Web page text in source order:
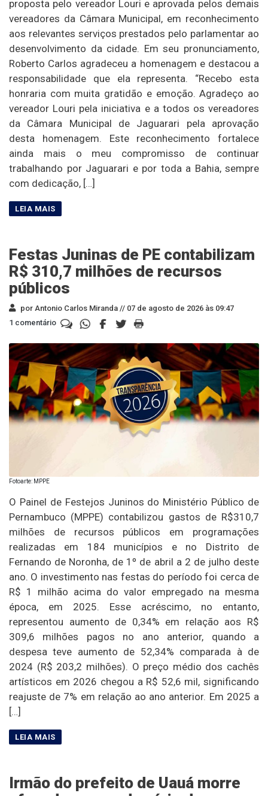
proposta pelo vereador Louri e aprovada pelos demais
vereadores da Câmara Municipal, em reconhecimento
aos relevantes serviços prestados pelo parlamentar ao
desenvolvimento da cidade. Em seu pronunciamento,
Roberto Carlos agradeceu a homenagem e destacou a
responsabilidade que ela representa. “Recebo esta
honraria com muita gratidão e emoção. Agradeço ao
vereador Louri pela iniciativa e a todos os vereadores
da Câmara Municipal de Jaguarari pela aprovação
desta homenagem. Este reconhecimento fortalece
ainda mais o meu compromisso de continuar
trabalhando por Jaguarari e por toda a Bahia, sempre
com dedicação, […]
Festas Juninas de PE contabilizam
R$ 310,7 milhões de recursos
públicos
por Antonio Carlos Miranda // 07 de agosto de 2026 às 09:47
1 comentário
Fotoarte: MPPE
O Painel de Festejos Juninos do Ministério Público de
Pernambuco (MPPE) contabilizou gastos de R$310,7
milhões de recursos públicos em programações
realizadas em 184 municípios e no Distrito de
Fernando de Noronha, de 1º de abril a 2 de julho deste
ano. O investimento nas festas do período foi cerca de
R$ 1 milhão acima do valor empregado na mesma
época, em 2025. Esse acréscimo, no entanto,
representou aumento de 0,34% em relação aos R$
309,6 milhões pagos no ano anterior, quando a
despesa teve aumento de 52,34% comparada à de
2024 (R$ 203,2 milhões). O preço médio dos cachês
artísticos em 2026 chegou a R$ 52,6 mil, significando
reajuste de 7% em relação ao ano anterior. Em 2025 a
[…]
Irmão do prefeito de Uauá morre